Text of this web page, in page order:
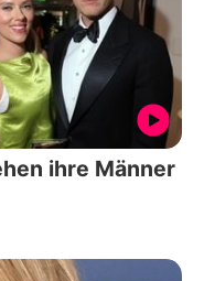
ihre Männer